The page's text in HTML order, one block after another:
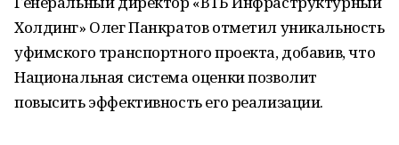
Холдинг» Олег Панкратов отметил уникальность
уфимского транспортного проекта, добавив, что
Национальная система оценки позволит
повысить эффективность его реализации.